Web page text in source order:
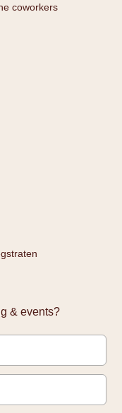
coworkers
& events?